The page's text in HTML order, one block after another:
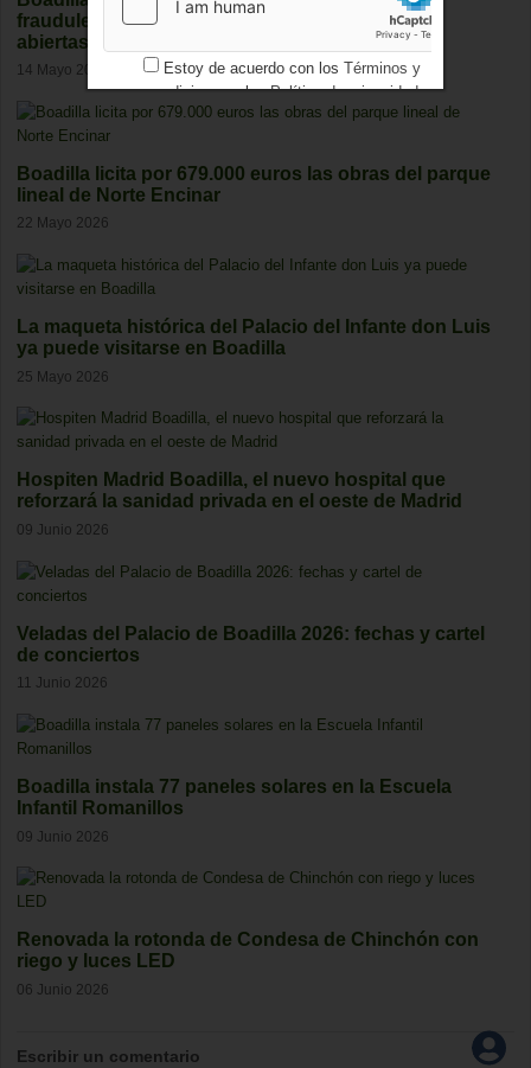
fraudulento y mantiene varias investigaciones
abiertas
14 Mayo 2026
Boadilla licita por 679.000 euros las obras del parque
lineal de Norte Encinar
22 Mayo 2026
La maqueta histórica del Palacio del Infante don Luis
ya puede visitarse en Boadilla
25 Mayo 2026
Hospiten Madrid Boadilla, el nuevo hospital que
reforzará la sanidad privada en el oeste de Madrid
09 Junio 2026
Veladas del Palacio de Boadilla 2026: fechas y cartel
de conciertos
11 Junio 2026
Boadilla instala 77 paneles solares en la Escuela
Infantil Romanillos
09 Junio 2026
Renovada la rotonda de Condesa de Chinchón con
riego y luces LED
06 Junio 2026
Escribir un comentario
Estoy de acuerdo con los Términos y
condicionesy losPolítica de privacidad